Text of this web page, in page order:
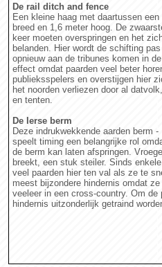
De rail ditch and fence
Een kleine haag met daartussen
breed en 1,6 meter hoog. De
keer moeten overspringen en het
belanden. Hier wordt de schifting
opnieuw aan de tribunes komen in
effect omdat paarden veel beter
publieksspelers en overstijgen hier
het noorden verliezen door al
en tenten.
De Ierse berm
Deze indrukwekkende aarden berm
speelt timing een belangrijke rol
de berm kan laten afspringen.
breekt, een stuk steiler. Sinds
veel paarden hier ten val als ze te
meest bijzondere hindernis omdat
veeleer in een cross-country. Om
hindernis uitzonderlijk getraind